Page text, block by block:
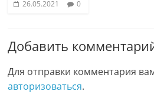
26.05.2021 0
Добавить
Для отправки комментария
авторизоваться.